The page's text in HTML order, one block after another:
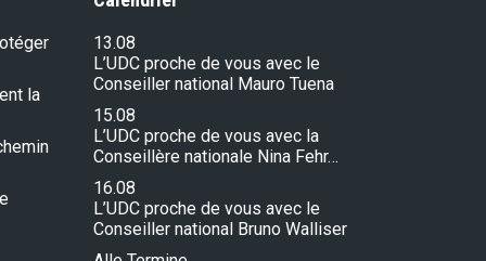
la
13.08
L’UDC proche de vous avec le
Conseiller national Mauro Tuena
15.08
L’UDC proche de vous avec la
Conseillère nationale Nina Fehr…
16.08
L’UDC proche de vous avec le
Conseiller national Bruno Walliser